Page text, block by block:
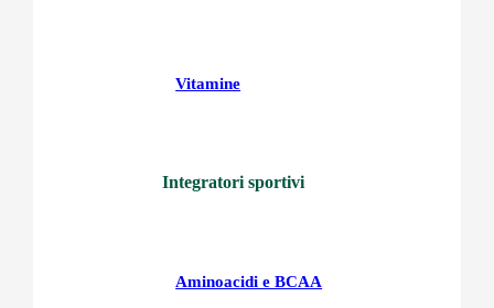
Vitamine
Integratori sportivi
Aminoacidi e BCAA